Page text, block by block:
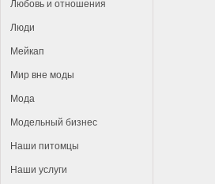
Любовь и отношения
Люди
Мейкап
Мир вне моды
Мода
Модельный бизнес
Наши питомцы
Наши услуги